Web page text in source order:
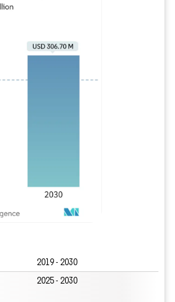
2019 - 2030
2025 - 2030